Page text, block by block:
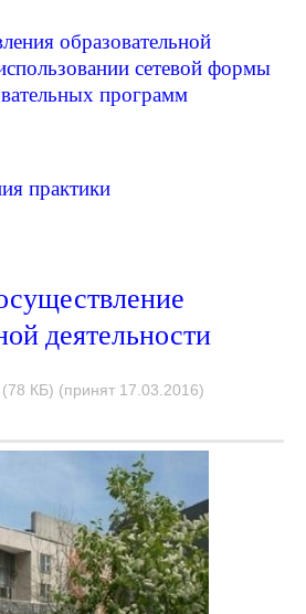
образовательной
сетевой формы
программ
практики
деятельности
(78 КБ) (принят 17.03.2016)